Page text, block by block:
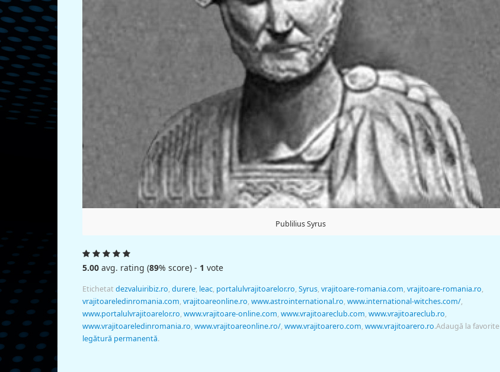
Publilius Syrus
5.00 avg. rating (89% score) - 1 vote
Etichetat dezvaluiribiz.ro,durere, leac, portalulvrajitoarelor.ro,Syrus,vrajitoare-romania.com,vrajitoare-romania.ro,
vrajitoareledinromania.com,vrajitoareonline.ro,www.astrointernational.ro,www.international-witches.com/,
www.portalulvrajitoarelor.ro,www.vrajitoare-online.com,www.vrajitoareclub.com,www.vrajitoareclub.ro,
www.vrajitoareledinromania.ro,www.vrajitoareonline.ro/,www.vrajitoarero.com,www.vrajitoarero.ro.Adaugă la favorite
legătură permanentă.